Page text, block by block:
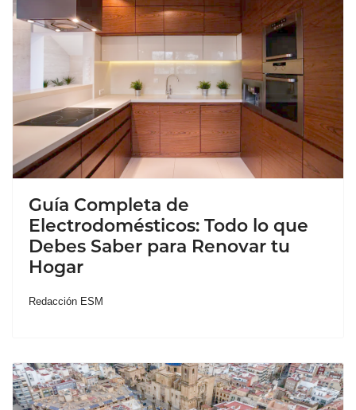
Guía Completa de
Electrodomésticos: Todo lo que
Debes Saber para Renovar tu
Hogar
Redacción ESM